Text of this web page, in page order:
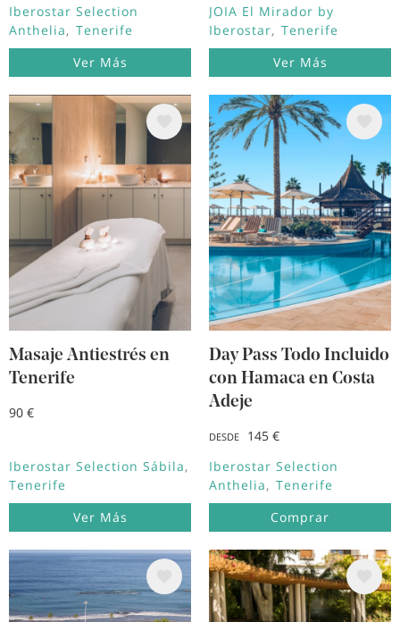
Iberostar Selection
Anthelia
Tenerife
Ver Más
JOIA El Mirador by
Iberostar
Tenerife
Ver Más
Image
Masaje Antiestrés en
Tenerife
90 €
Iberostar Selection Sábila
Tenerife
Ver Más
Image
Day Pass Todo Incluido
con Hamaca en Costa
Adeje
DESDE
145 €
Iberostar Selection
Anthelia
Tenerife
Comprar
Image Image